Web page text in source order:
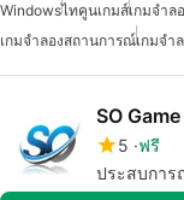
Windowsไทคูนเกมส์เกมจำล
เกมจำลองสถานการณ์เกมจำ
SO
5 ฟรี
ประสบการ